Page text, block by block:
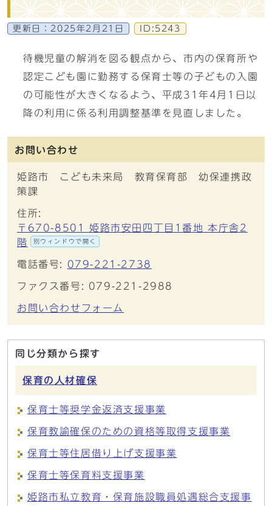
更新日： 2025年2月21日 ID:5243
待機児童の解消を図る観点から、市内の保育所や
認定こども園に勤務する保育士等の子どもの入園
の可能性が大きくなるよう、平成31年4月1日以
降の利用に係る利用調整基準を見直しました。
お問い合わせ
姫路市 こども未来局 教育保育部 幼保連携政
策課
住所:
〒670-8501 姫路市安田四丁目1番地 本庁舎2
階
別ウィンドウで開く
電話番号: 079-221-2738
ファクス番号: 079-221-2988
お問い合わせフォーム
同じ分類から探す
保育の人材確保
保育士等奨学金返済支援事業
保育教諭確保のための資格等取得支援事業
保育士等住居借り上げ支援事業
保育士等保育料支援事業
姫路市私立教育・保育施設職員処遇総合支援事